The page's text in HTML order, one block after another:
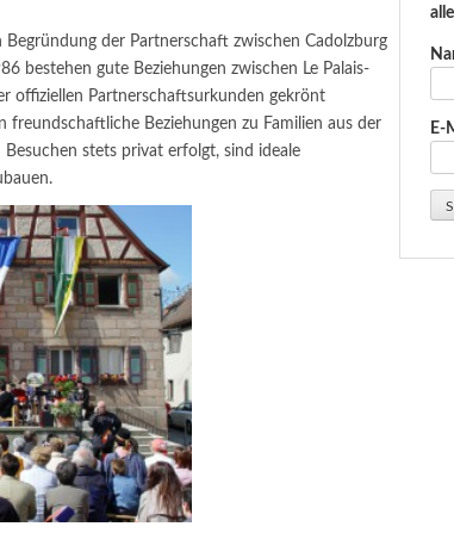
der Partnerschaft zwischen Cadolzburg
bestehen gute Beziehungen zwischen Le Palais-
offiziellen Partnerschaftsurkunden gekrönt
freundschaftliche Beziehungen zu Familien aus der
stets privat erfolgt, sind ideale
E-